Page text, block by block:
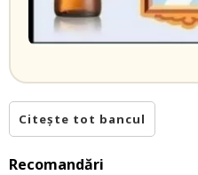
Citește tot bancul
Recomandări